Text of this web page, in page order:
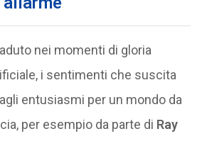
nei momenti di gloria
i sentimenti che suscita
entusiasmi per un mondo da
per esempio da parte di Ray